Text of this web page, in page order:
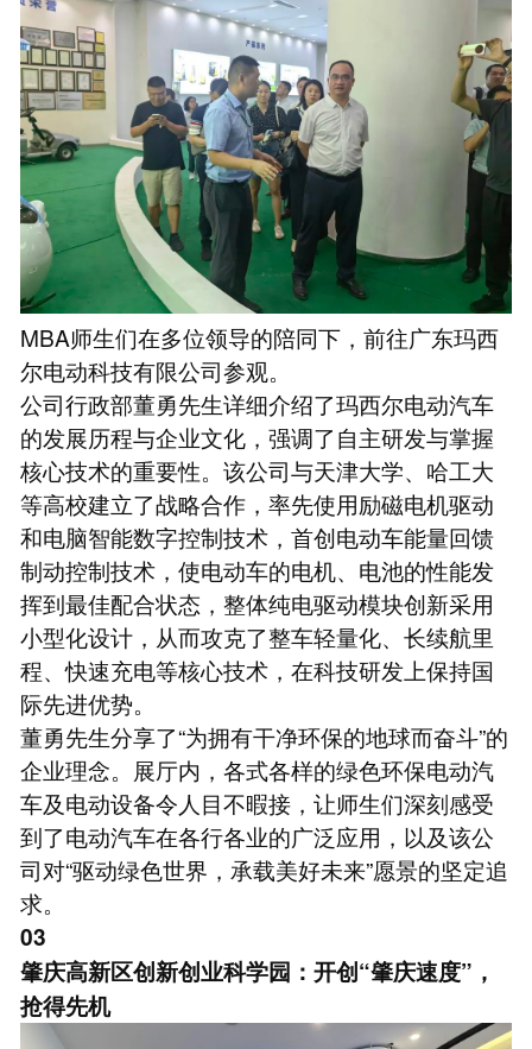
MBA师生们在多位领导的陪同下，前往广东玛西
尔电动科技有限公司参观。
公司行政部董勇先生详细介绍了玛西尔电动汽车
的发展历程与企业文化，强调了自主研发与掌握
核心技术的重要性。该公司与天津大学、哈工大
等高校建立了战略合作，率先使用励磁电机驱动
和电脑智能数字控制技术，首创电动车能量回馈
制动控制技术，使电动车的电机、电池的性能发
挥到最佳配合状态，整体纯电驱动模块创新采用
小型化设计，从而攻克了整车轻量化、长续航里
程、快速充电等核心技术，在科技研发上保持国
际先进优势。
董勇先生分享了“为拥有干净环保的地球而奋斗”的
企业理念。展厅内，各式各样的绿色环保电动汽
车及电动设备令人目不暇接，让师生们深刻感受
到了电动汽车在各行各业的广泛应用，以及该公
司对“驱动绿色世界，承载美好未来”愿景的坚定追
求。
03
肇庆高新区创新创业科学园：开创“肇庆速度”，
抢得先机